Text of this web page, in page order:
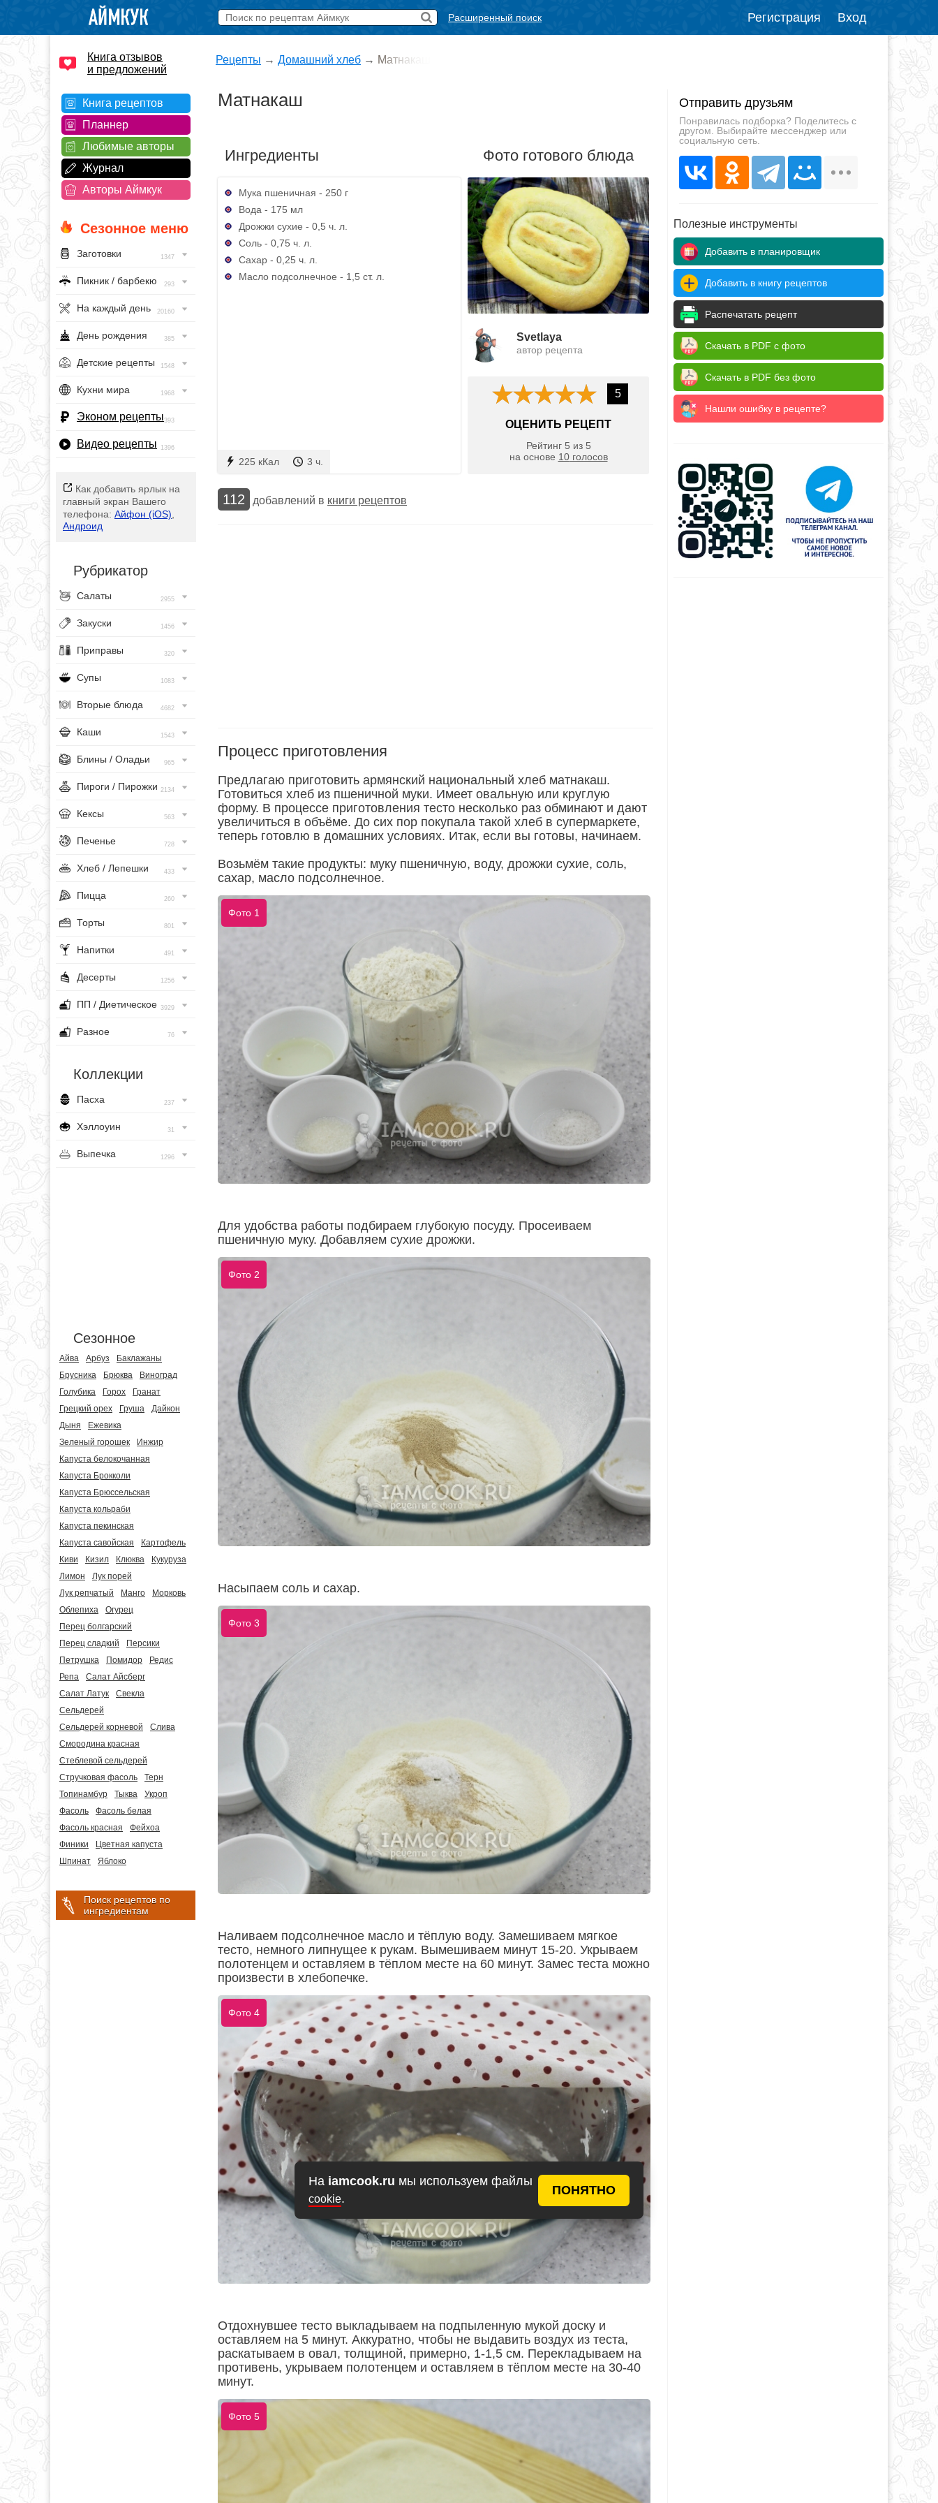
На iamcook.ru мы используем файлы
cookie.
ПОНЯТНО
Расширенный поиск Регистрация Вход
Книга отзывов
и предложений
Книга рецептов
Планнер
Любимые авторы
Журнал
Авторы Аймкук
Сезонное меню
Заготовки 1347
Пикник / барбекю 293
На каждый день 20160
День рождения 385
Детские рецепты 1548
Кухни мира 1968
Эконом рецепты393
Видео рецепты 1396
Как добавить ярлык на
главный экран Вашего
телефона: Айфон (iOS)
Андроид
Рубрикатор
Салаты 2955
Закуски 1456
Приправы 320
Супы 1083
Вторые блюда 4682
Каши 1543
Блины / Оладьи 965
Пироги / Пирожки 2134
Кексы 563
Печенье 728
Хлеб / Лепешки 433
Пицца 260
Торты 801
Напитки 491
Десерты 1256
ПП / Диетическое 3929
Разное 76
Коллекции
Пасха 237
Хэллоуин 31
Выпечка 1296
Сезонное
Айва Арбуз
Баклажаны
Брусника
Брюква
Виноград
Голубика
Горох
Гранат
Грецкий орех
Груша
Дайкон
Дыня
Ежевика
Зеленый горошек
Инжир
Капуста белокочанная
Капуста Брокколи
Капуста Брюссельская
Капуста кольраби
Капуста пекинская
Капуста савойская
Картофель
Киви
Кизил Клюква
Кукуруза
Лимон
Лук порей
Лук репчатый
Манго
Морковь
Облепиха
Огурец
Перец болгарский
Перец сладкий
Персики
Петрушка
Помидор
Редис
Репа
Салат Айсберг
Салат Латук
Свекла
Сельдерей
Сельдерей корневой
Слива
Смородина красная
Стеблевой сельдерей
Стручковая фасоль
Терн
Топинамбур
Тыква
Укроп
Фасоль
Фасоль белая
Фасоль красная
Фейхоа
Финики
Цветная капуста
Шпинат
Яблоко
Поиск рецептов по
ингредиентам
Рецепты → Домашний хлеб → Матнакаш
Матнакаш
Ингредиенты
Мука пшеничная - 250 г
Вода - 175 мл
Дрожжи сухие - 0,5 ч. л.
Соль - 0,75 ч. л.
Сахар - 0,25 ч. л.
Масло подсолнечное - 1,5 ст. л.
225 кКал 3 ч.
Фото готового блюда
Svetlaya
автор рецепта
5
ОЦЕНИТЬ РЕЦЕПТ
Рейтинг 5 из 5
на основе 10голосов
112 добавлений в книги рецептов
Процесс приготовления
Предлагаю приготовить армянский национальный хлеб матнакаш.
Готовиться хлеб из пшеничной муки. Имеет овальную или круглую
форму. В процессе приготовления тесто несколько раз обминают и дают
увеличиться в объёме. До сих пор покупала такой хлеб в супермаркете,
теперь готовлю в домашних условиях. Итак, если вы готовы, начинаем.
Возьмём такие продукты: муку пшеничную, воду, дрожжи сухие, соль,
сахар, масло подсолнечное.
Фото 1
Для удобства работы подбираем глубокую посуду. Просеиваем
пшеничную муку. Добавляем сухие дрожжи.
Фото 2
Насыпаем соль и сахар.
Фото 3
Наливаем подсолнечное масло и тёплую воду. Замешиваем мягкое
тесто, немного липнущее к рукам. Вымешиваем минут 15-20. Укрываем
полотенцем и оставляем в тёплом месте на 60 минут. Замес теста можно
произвести в хлебопечке.
Фото 4
Отдохнувшее тесто выкладываем на подпыленную мукой доску и
оставляем на 5 минут. Аккуратно, чтобы не выдавить воздух из теста,
раскатываем в овал, толщиной, примерно, 1-1,5 см. Перекладываем на
противень, укрываем полотенцем и оставляем в тёплом месте на 30-40
минут.
Фото 5
Отправить друзьям
Понравилась подборка? Поделитесь с
другом. Выбирайте мессенджер или
социальную сеть.
Полезные инструменты
Добавить в планировщик
Добавить в книгу рецептов
Распечатать рецепт
Скачать в PDF с фото
Скачать в PDF без фото
Нашли ошибку в рецепте?